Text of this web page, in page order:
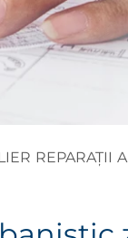
REPARAȚII